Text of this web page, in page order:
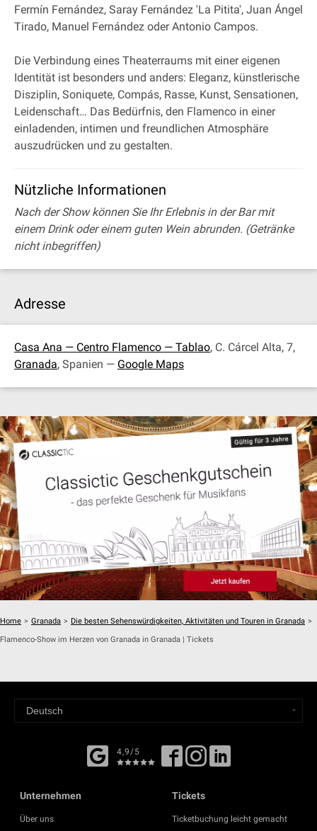
Fermín Fernández, Saray Fernández 'La Pitita', Juan Ángel
Tirado, Manuel Fernández oder Antonio Campos.
Die Verbindung eines Theaterraums mit einer eigenen
Identität ist besonders und anders: Eleganz, künstlerische
Disziplin, Soniquete, Compás, Rasse, Kunst, Sensationen,
Leidenschaft… Das Bedürfnis, den Flamenco in einer
einladenden, intimen und freundlichen Atmosphäre
auszudrücken und zu gestalten.
Nützliche Informationen
Nach der Show können Sie Ihr Erlebnis in der Bar mit
einem Drink oder einem guten Wein abrunden. (Getränke
nicht inbegriffen)
Adresse
Casa Ana — Centro Flamenco — Tablao, C. Cárcel Alta, 7,
Granada, Spanien — Google Maps
Home > Granada > Die besten Sehenswürdigkeiten, Aktivitäten und Touren in Granada >
Flamenco-Show im Herzen von Granada in Granada | Tickets
4,9/5
Unternehmen
Über uns
Tickets
Ticketbuchung leicht gemacht